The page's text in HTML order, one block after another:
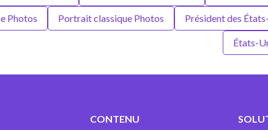
Photos Portrait classique Photos Président des
États-
CONTENU